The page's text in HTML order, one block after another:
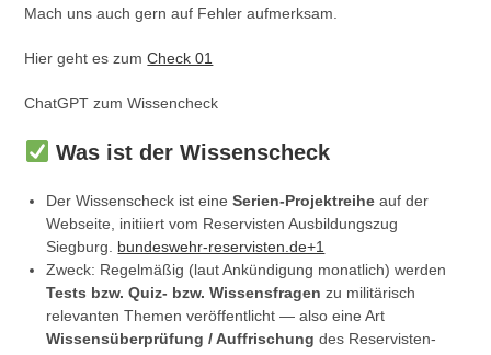
Mach uns auch gern auf Fehler aufmerksam.
Hier geht es zumCheck 01
ChatGPT zum Wissencheck
Was ist der Wissenscheck
Der Wissenscheck ist eineSerien-Projektreihe auf der
Webseite, initiiert vom Reservisten Ausbildungszug
Siegburg. bundeswehr-reservisten.de+1
Zweck: Regelmäßig (laut Ankündigung monatlich) werden
Tests bzw. Quiz- bzw. Wissensfragen zu militärisch
relevanten Themen veröffentlicht — also eine Art
Wissensüberprüfung / Auffrischung des Reservisten-